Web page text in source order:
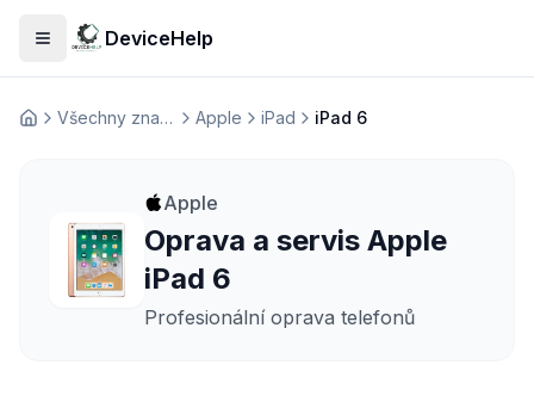
Otevřít menuDeviceHelp
Домашня Všechny značky Apple iPad iPad 6
Apple
Oprava a servis Apple
iPad 6
Profesionální oprava telefonů